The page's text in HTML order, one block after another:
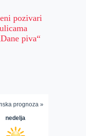
pozivari
piva“